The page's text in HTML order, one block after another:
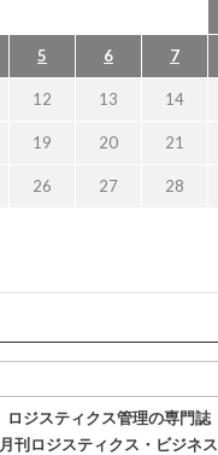
5 6 7
12 13 14
19 20 21
26 27 28
ロジスティクス管理の専門誌
月刊ロジスティクス・ビジネス